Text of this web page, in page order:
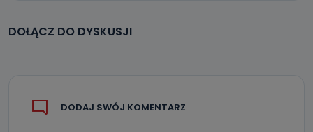
DOŁĄCZ DO DYSKUSJI
DODAJ SWÓJ KOMENTARZ